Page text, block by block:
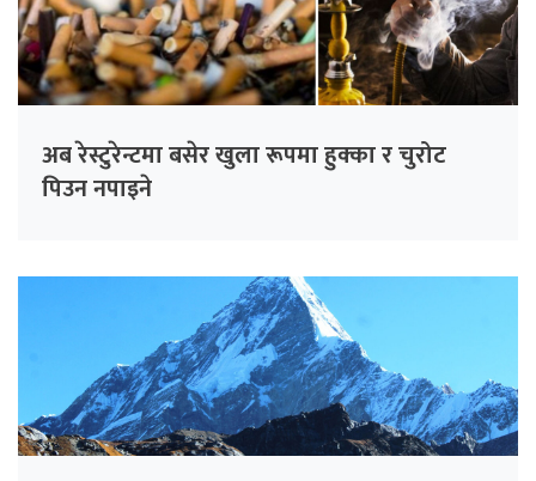
अब रेस्टुरेन्टमा बसेर खुला रूपमा हुक्का र चुरोट
पिउन नपाइने